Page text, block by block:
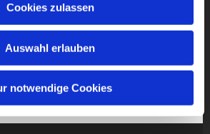
Cookies zulassen
Auswahl erlauben
notwendige Cookies